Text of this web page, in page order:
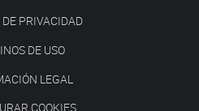
PRIVACIDAD
DE USO
LEGAL
CONFIGURAR COOKIES